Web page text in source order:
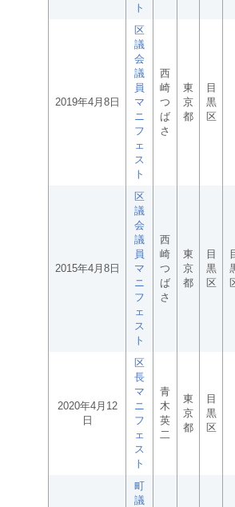
ト
2019年4月8日
区
議
会
議
員
マ
ニ
フ
ェ
ス
ト
西
崎
つ
ば
さ
東
京
都
目
黒
区
2015年4月8日
区
議
会
議
員
マ
ニ
フ
ェ
ス
ト
西
崎
つ
ば
さ
東
京
都
目
黒
区
2020年4月12
日
区
長
マ
ニ
フ
ェ
ス
ト
青
木
英
二
東
京
都
目
黒
区
町
議